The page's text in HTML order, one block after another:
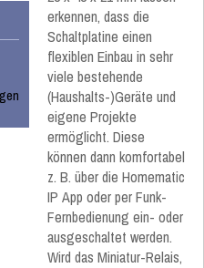
erkennen, dass die
Schaltplatine einen
flexiblen Einbau in sehr
viele bestehende
(Haushalts-)Geräte und
eigene Projekte
ermöglicht. Diese
können dann komfortabel
z. B. über die Homematic
IP App oder per Funk-
Fernbedienung ein- oder
ausgeschaltet werden.
Wird das Miniatur-Relais,